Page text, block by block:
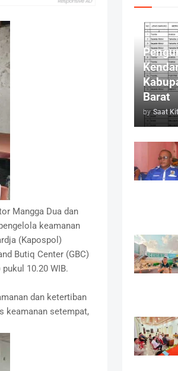
Mangga Dua dan
keamanan
(Kapospol)
Butiq Center (GBC)
10.20 WIB.
dan ketertiban
keamanan setempat,
Barat
by Saat